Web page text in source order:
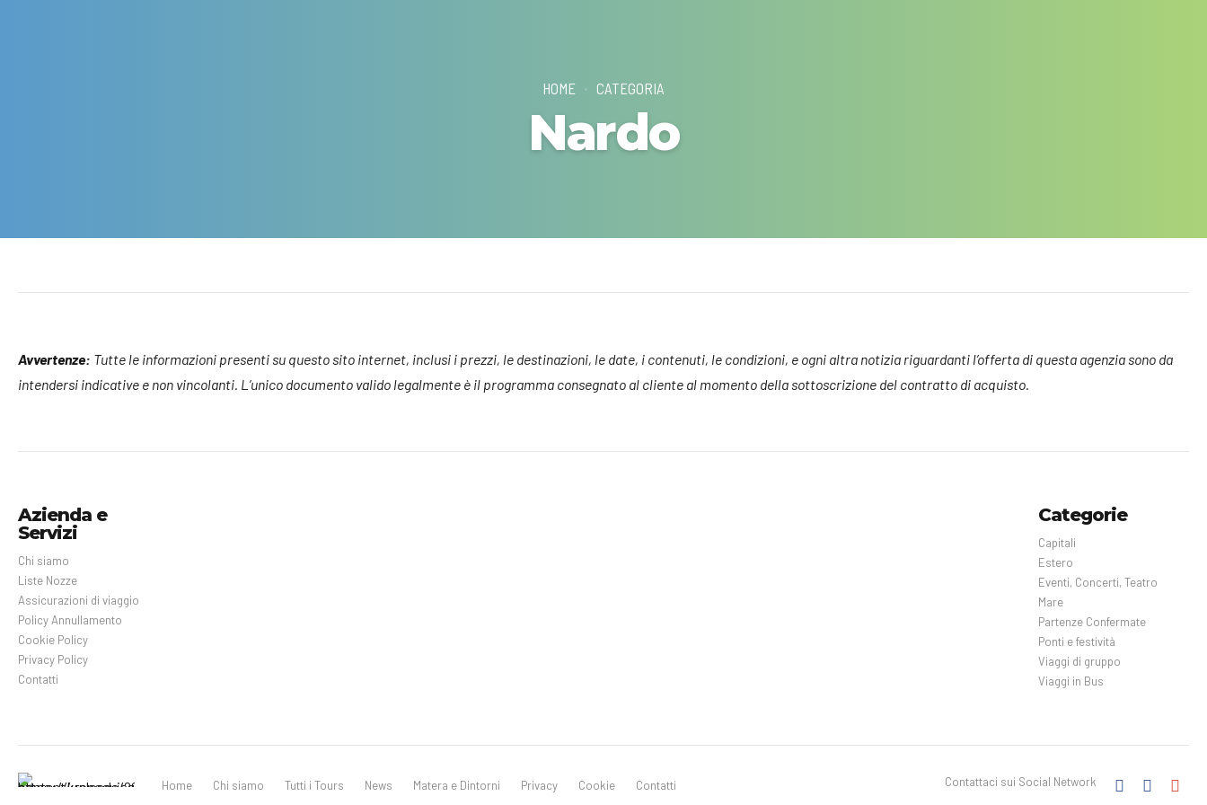
HOME CATEGORIA
Nardo
Avvertenze: Tutte le informazioni presenti su questo sito internet, inclusi i prezzi, le destinazioni, le date, i contenuti, le condizioni, e ogni altra notizia riguardanti l’offerta di questa agenzia sono da
intendersi indicative e non vincolanti. L’unico documento valido legalmente è il programma consegnato al cliente al momento della sottoscrizione del contratto di acquisto.
Azienda e
Servizi
Chi siamo
Liste Nozze
Assicurazioni di viaggio
Policy Annullamento
Cookie Policy
Privacy Policy
Contatti
Categorie
Capitali
Estero
Eventi, Concerti, Teatro
Mare
Partenze Confermate
Ponti e festività
Viaggi di gruppo
Viaggi in Bus
Home Chi siamo Tutti i Tours News Matera e Dintorni Privacy Cookie Contatti Contattaci sui Social Network